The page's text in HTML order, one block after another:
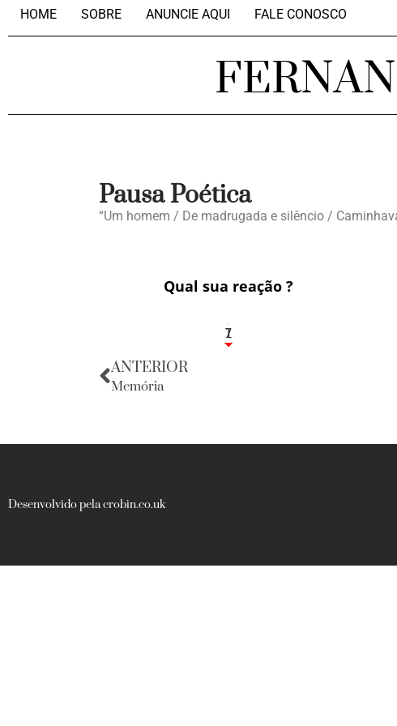
HOME SOBRE ANUNCIE AQUI FALE CONOSCO
Pausa Poética
“Um homem / De madrugada e silêncio /
Qual sua reação ?
1
7
ANTERIOR
Memória
Desenvolvido pela crobin.co.uk